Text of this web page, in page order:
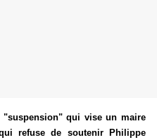
"suspension" qui vise un maire
refuse de soutenir Philippe